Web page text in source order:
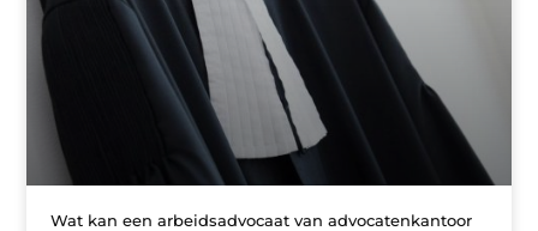
Wat kan een arbeidsadvocaat van advocatenkantoor